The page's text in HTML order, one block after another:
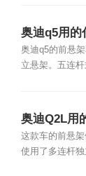
奥迪q5用的
奥迪q5的前悬
立悬架。五连
奥迪Q2L用
这款车的前悬
使用了多连杆